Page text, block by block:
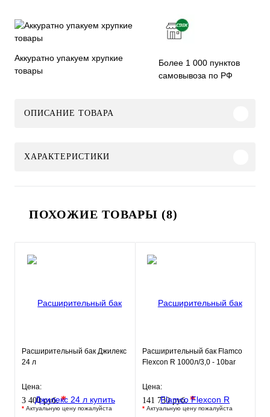
Аккуратно упакуем хрупкие
товары
Более 1 000 пунктов
самовывоза по РФ
ОПИСАНИЕ ТОВАРА
ХАРАКТЕРИСТИКИ
ПОХОЖИЕ ТОВАРЫ (8)
Расширительный бак Джилекс
24 л
Цена:
3 400 руб.*
* Актуальную цену пожалуйста
Расширительный бак Flamco
Flexcon R 1000л/3,0 - 10bar
Цена:
141 730 руб. *
* Актуальную цену пожалуйста